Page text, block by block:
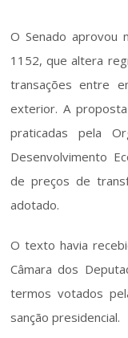
O Senado aprovou
1152, que altera
transações entre
exterior. A
praticadas pela
Desenvolvimento
de preços de
adotado.
O texto havia
Câmara dos
termos votados
sanção presidencial.